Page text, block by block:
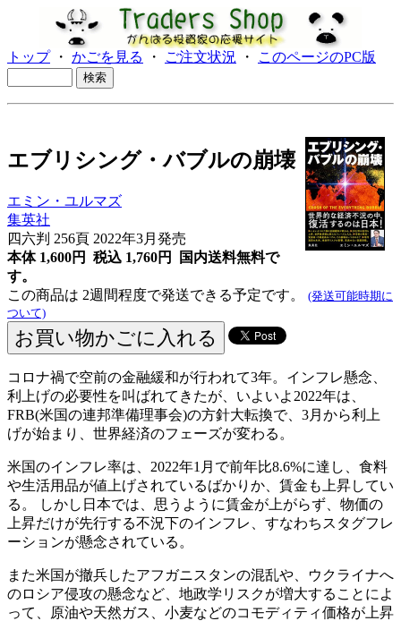
トップ・ かごを見る ・ ご注文状況 ・ このページのPC版
エブリシング・バブルの崩壊
エミン・ユルマズ
集英社
四六判 256頁 2022年3月発売
本体 1,600円 税込 1,760円
国内送料無料で
す。
この商品は 2週間程度で発送できる予定です。 (発送可能時期に
ついて)
コロナ禍で空前の金融緩和が行われて3年。インフレ懸念、
利上げの必要性を叫ばれてきたが、いよいよ2022年は、
FRB(米国の連邦準備理事会)の方針大転換で、3月から利上
げが始まり、世界経済のフェーズが変わる。
米国のインフレ率は、2022年1月で前年比8.6%に達し、食料
や生活用品が値上げされているばかりか、賃金も上昇してい
る。 しかし日本では、思うように賃金が上がらず、物価の
上昇だけが先行する不況下のインフレ、すなわちスタグフレ
ーションが懸念されている。
また米国が撤兵したアフガニスタンの混乱や、ウクライナへ
のロシア侵攻の懸念など、地政学リスクが増大することによ
って、原油や天然ガス、小麦などのコモディティ価格が上昇